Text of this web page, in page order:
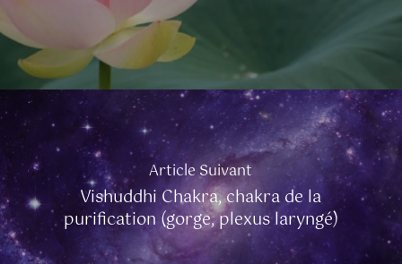
Article Suivant
Vishuddhi Chakra, chakra de la
purification (gorge, plexus laryngé)